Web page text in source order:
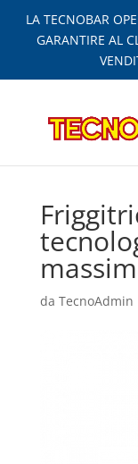
LA TECNOBAR
GARANTIRE AL
da TecnoAdmin